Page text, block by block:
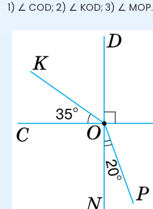
1) ∠ COD; 2) ∠ KOD; 3) ∠ MOP.